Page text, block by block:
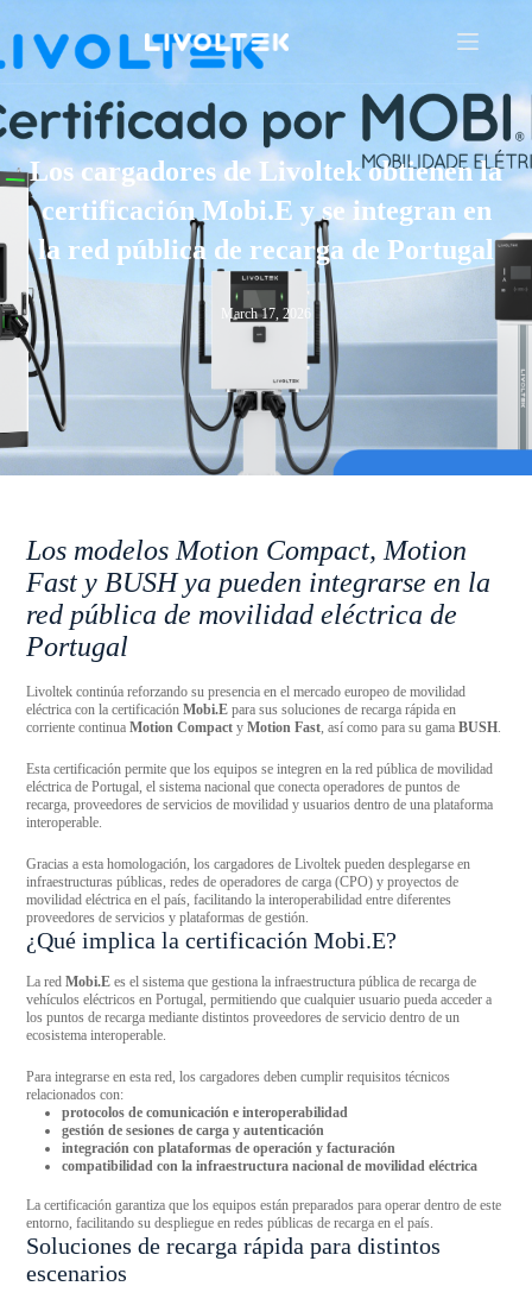
Los cargadores de Livoltek obtienen la
certificación Mobi.E y se integran en
la red pública de recarga de Portugal
March 17, 2026
Los modelos Motion Compact, Motion
Fast y BUSH ya pueden integrarse en la
red pública de movilidad eléctrica de
Portugal
Livoltek continúa reforzando su presencia en el mercado europeo de movilidad
eléctrica con la certificaciónMobi.E para sus soluciones de recarga rápida en
corriente continuaMotion Compact yMotion Fast, así como para su gamaBUSH.
Esta certificación permite que los equipos se integren en la red pública de movilidad
eléctrica de Portugal, el sistema nacional que conecta operadores de puntos de
recarga, proveedores de servicios de movilidad y usuarios dentro de una plataforma
interoperable.
Gracias a esta homologación, los cargadores de Livoltek pueden desplegarse en
infraestructuras públicas, redes de operadores de carga (CPO) y proyectos de
movilidad eléctrica en el país, facilitando la interoperabilidad entre diferentes
proveedores de servicios y plataformas de gestión.
¿Qué implica la certificación Mobi.E?
La redMobi.E es el sistema que gestiona la infraestructura pública de recarga de
vehículos eléctricos en Portugal, permitiendo que cualquier usuario pueda acceder a
los puntos de recarga mediante distintos proveedores de servicio dentro de un
ecosistema interoperable.
Para integrarse en esta red, los cargadores deben cumplir requisitos técnicos
relacionados con:
protocolos de comunicación e interoperabilidad
gestión de sesiones de carga y autenticación
integración con plataformas de operación y facturación
compatibilidad con la infraestructura nacional de movilidad eléctrica
La certificación garantiza que los equipos están preparados para operar dentro de este
entorno, facilitando su despliegue en redes públicas de recarga en el país.
Soluciones de recarga rápida para distintos
escenarios